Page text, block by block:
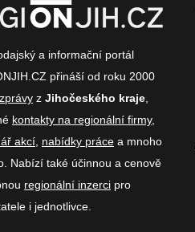
a informační portál
přináší od roku 2000
z Jihočeského kraje
kontakty na regionální firmy,
akcí nabídky práce a mnoho
Nabízí také účinnou a cenově
regionální inzerci pro
i jednotlivce.